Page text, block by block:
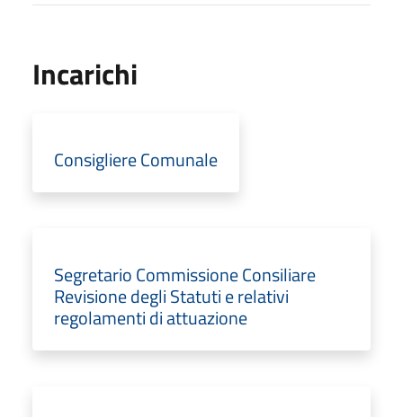
Incarichi
Consigliere Comunale
Segretario Commissione Consiliare
Revisione degli Statuti e relativi
regolamenti di attuazione